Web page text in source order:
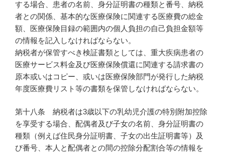
する場合、患者の名前、身分証明書の種類と番号、納税
者との関係、基本的な医療保険に関連する医療費の総金
額、医療保険目録の範囲内の個人負担の自己負担金額等
の情報を記入しなければならない。
納税者が保管すべき検証書類としては、重大疾病患者の
医療サービス料金及び医療保険償還に関連する請求書の
原本或いはコピー、或いは医療保険部門が発行した納税
年度医療費リスト等の書類を保管しなければならない。
第十八条 納税者は3歳以下の乳幼児介護の特別附加控除
を享受する場合、配偶者及び子女の名前、身分証明書の
種類（例えば住民身分証明書、子女の出生証明書等）及
び番号、本人と配偶者との間の控除分配割合等の情報を